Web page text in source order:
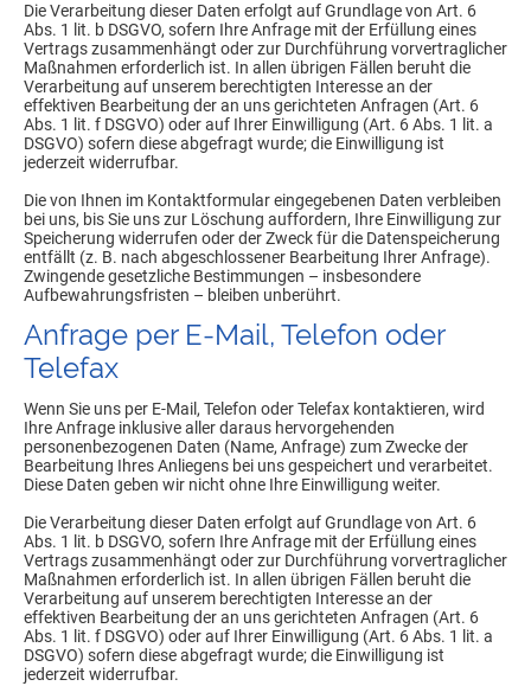
Die Verarbeitung dieser Daten erfolgt auf Grundlage von Art. 6
Abs. 1 lit. b DSGVO, sofern Ihre Anfrage mit der Erfüllung eines
Vertrags zusammenhängt oder zur Durchführung vorvertraglicher
Maßnahmen erforderlich ist. In allen übrigen Fällen beruht die
Verarbeitung auf unserem berechtigten Interesse an der
effektiven Bearbeitung der an uns gerichteten Anfragen (Art. 6
Abs. 1 lit. f DSGVO) oder auf Ihrer Einwilligung (Art. 6 Abs. 1 lit. a
DSGVO) sofern diese abgefragt wurde; die Einwilligung ist
jederzeit widerrufbar.
Die von Ihnen im Kontaktformular eingegebenen Daten verbleiben
bei uns, bis Sie uns zur Löschung auffordern, Ihre Einwilligung zur
Speicherung widerrufen oder der Zweck für die Datenspeicherung
entfällt (z. B. nach abgeschlossener Bearbeitung Ihrer Anfrage).
Zwingende gesetzliche Bestimmungen – insbesondere
Aufbewahrungsfristen – bleiben unberührt.
Anfrage per E-Mail, Telefon oder
Telefax
Wenn Sie uns per E-Mail, Telefon oder Telefax kontaktieren, wird
Ihre Anfrage inklusive aller daraus hervorgehenden
personenbezogenen Daten (Name, Anfrage) zum Zwecke der
Bearbeitung Ihres Anliegens bei uns gespeichert und verarbeitet.
Diese Daten geben wir nicht ohne Ihre Einwilligung weiter.
Die Verarbeitung dieser Daten erfolgt auf Grundlage von Art. 6
Abs. 1 lit. b DSGVO, sofern Ihre Anfrage mit der Erfüllung eines
Vertrags zusammenhängt oder zur Durchführung vorvertraglicher
Maßnahmen erforderlich ist. In allen übrigen Fällen beruht die
Verarbeitung auf unserem berechtigten Interesse an der
effektiven Bearbeitung der an uns gerichteten Anfragen (Art. 6
Abs. 1 lit. f DSGVO) oder auf Ihrer Einwilligung (Art. 6 Abs. 1 lit. a
DSGVO) sofern diese abgefragt wurde; die Einwilligung ist
jederzeit widerrufbar.